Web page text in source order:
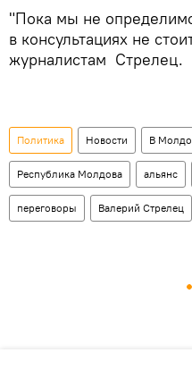
"Пока мы не
в консультациях не
журналистам Стрелец.
Политика Новости В
Республика Молдова альянс
переговоры Валерий Стрелец